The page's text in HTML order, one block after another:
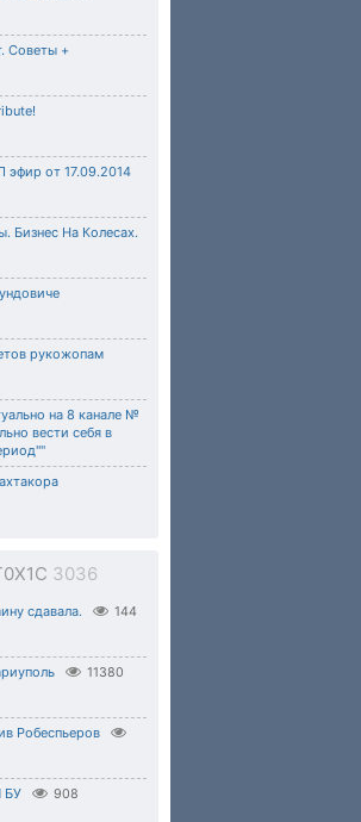
Советы +
эфир от 17.09.2014
Бизнес На Колесах.
рукожопам
на 8 канале №
вести себя в
3036
сдавала. 144
11380
Робеспьеров
БУ 908